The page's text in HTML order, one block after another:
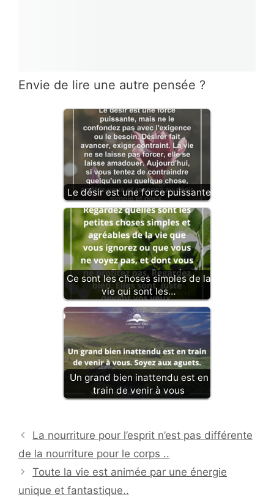
Envie de lire une autre pensée ?
Le désir est une force puissante
Ce sont les choses simples de la
vie qui sont les…
Un grand bien inattendu est en
train de venir à vous
La nourriture pour l’esprit n’est pas différente
de la nourriture pour le corps ..
Toute la vie est animée par une énergie
unique et fantastique..